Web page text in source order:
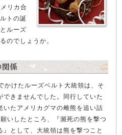
リカ合
トの誕
ルーズ
のでしょうか。
かけたルーズベルト大統領は、そ
できませんでした。同行していた
いたアメリカグマの雌熊を追い詰
いしたところ、『瀕死の熊を撃つ
として、大統領は熊を撃つこと